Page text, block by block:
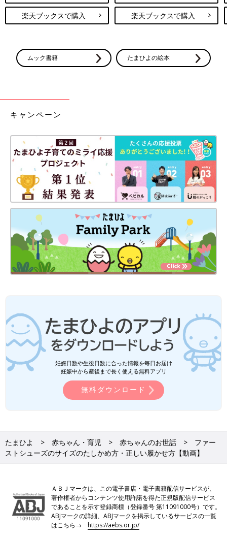
楽天ブックスで購入 楽天ブックスで購入
ムック書籍 たまひよの絵本
キャンペーン
妊娠日数や生後日数に合った情報を毎日お届け
妊娠中から産後まで長く使える無料アプリ
無料ダウンロード
たまひよ 赤ちゃん・育児 赤ちゃんのお世話
ファー
ストシューズのサイズのたしかめ方・正しい履かせ方【動画】
ＡＢＪマークは、この電子書店・電子書籍配信サービスが、
著作権者からコンテンツ使用許諾を得た正規版配信サービス
であることを示す登録商標（登録番号 第11091000号）です。
ABJマークの詳細、ABJマークを掲示しているサービスの一覧
はこちら→https://aebs.or.jp/